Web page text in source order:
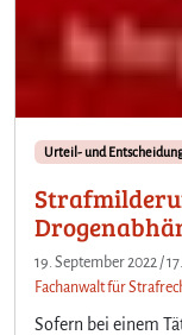
Urteil- und
19. September 2022 /
Fachanwalt für
Sofern bei einem